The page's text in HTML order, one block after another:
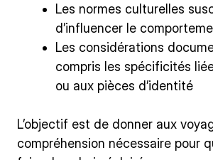
Les normes culturelles
d’influencer le
Les considérations
compris les spécificités
ou aux pièces d’identité
L’objectif est de donner aux
compréhension nécessaire pour